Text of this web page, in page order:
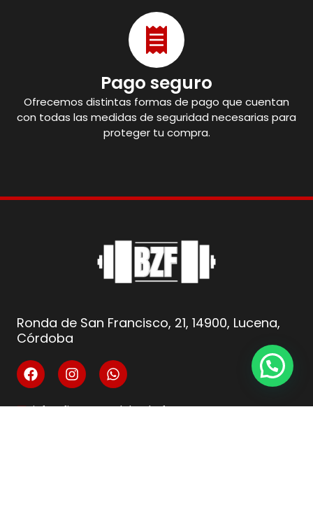
Pago seguro
Ofrecemos distintas formas de pago que cuentan
con todas las medidas de seguridad necesarias para
proteger tu compra.
Ronda de San Francisco, 21, 14900, Lucena,
Córdoba
info@fitnesscordoba-bzf.es